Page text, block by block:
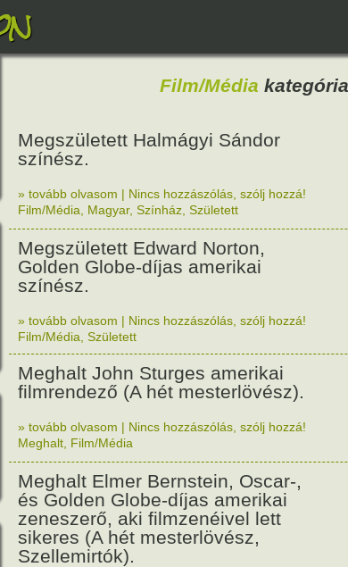
Film/Média kategória
Megszületett Halmágyi Sándor
színész.
» tovább olvasom | Nincs hozzászólás, szólj hozzá!
Film/Média
Magyar, Színház Született
Megszületett Edward Norton,
Golden Globe-díjas amerikai
színész.
» tovább olvasom | Nincs hozzászólás, szólj hozzá!
Film/Média Született
Meghalt John Sturges amerikai
filmrendező (A hét mesterlövész).
» tovább olvasom | Nincs hozzászólás, szólj hozzá!
Meghalt Film/Média
Meghalt Elmer Bernstein, Oscar-,
és Golden Globe-díjas amerikai
zeneszerő, aki filmzenéivel lett
sikeres (A hét mesterlövész,
Szellemirtók).